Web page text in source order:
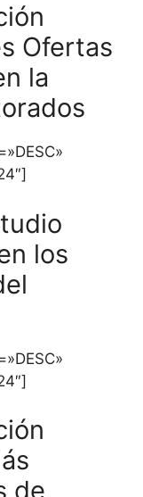
Ofertas
la
los
de